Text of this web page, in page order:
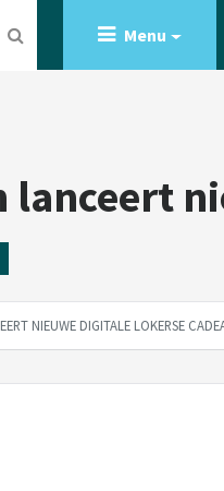
Menu
lanceert
NIEUWE DIGITALE LOKERSE